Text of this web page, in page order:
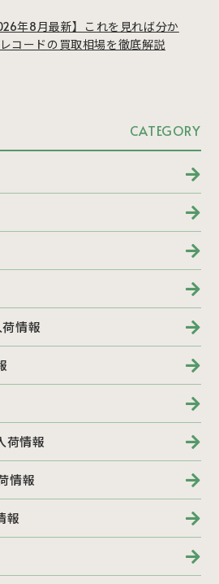
年8月最新】これを見れば分か
コードの買取相場を徹底解説
CATEGORY
情報
荷情報
情報
報